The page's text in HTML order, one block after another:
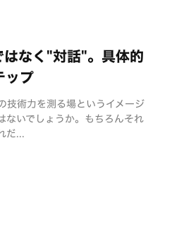
なく"対話"。具体的
ップ
技術力を測る場というイメージ
ないでしょうか。もちろんそれ
だ...